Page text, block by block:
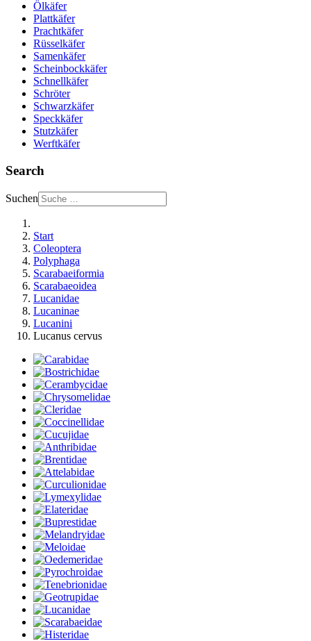
Ölkäfer
Plattkäfer
Prachtkäfer
Rüsselkäfer
Samenkäfer
Scheinbockkäfer
Schnellkäfer
Schröter
Schwarzkäfer
Speckkäfer
Stutzkäfer
Werftkäfer
Search
Suchen
Start
Coleoptera
Polyphaga
Scarabaeiformia
Scarabaeoidea
Lucanidae
Lucaninae
Lucanini
Lucanus cervus